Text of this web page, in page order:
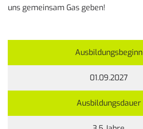
uns gemeinsam Gas geben!
Ausbildungsbeginn
01.09.2027
Ausbildungsdauer